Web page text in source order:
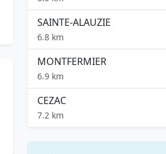
SAINTE-ALAUZIE
6.8 km
MONTFERMIER
6.9 km
CEZAC
7.2 km